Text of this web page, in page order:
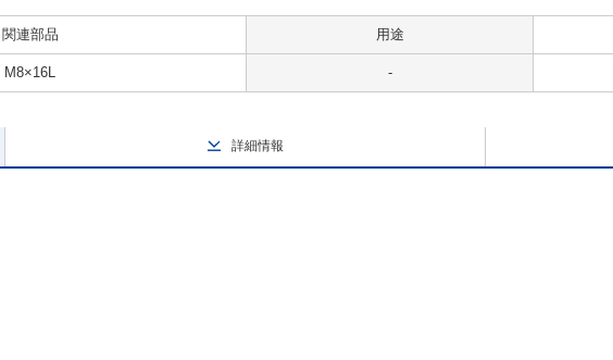
関連部品 用途
M8×16L -
詳細情報